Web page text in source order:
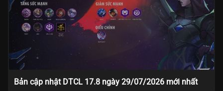
Bản cập nhật DTCL 17.8 ngày 29/07/2026 mới nhất